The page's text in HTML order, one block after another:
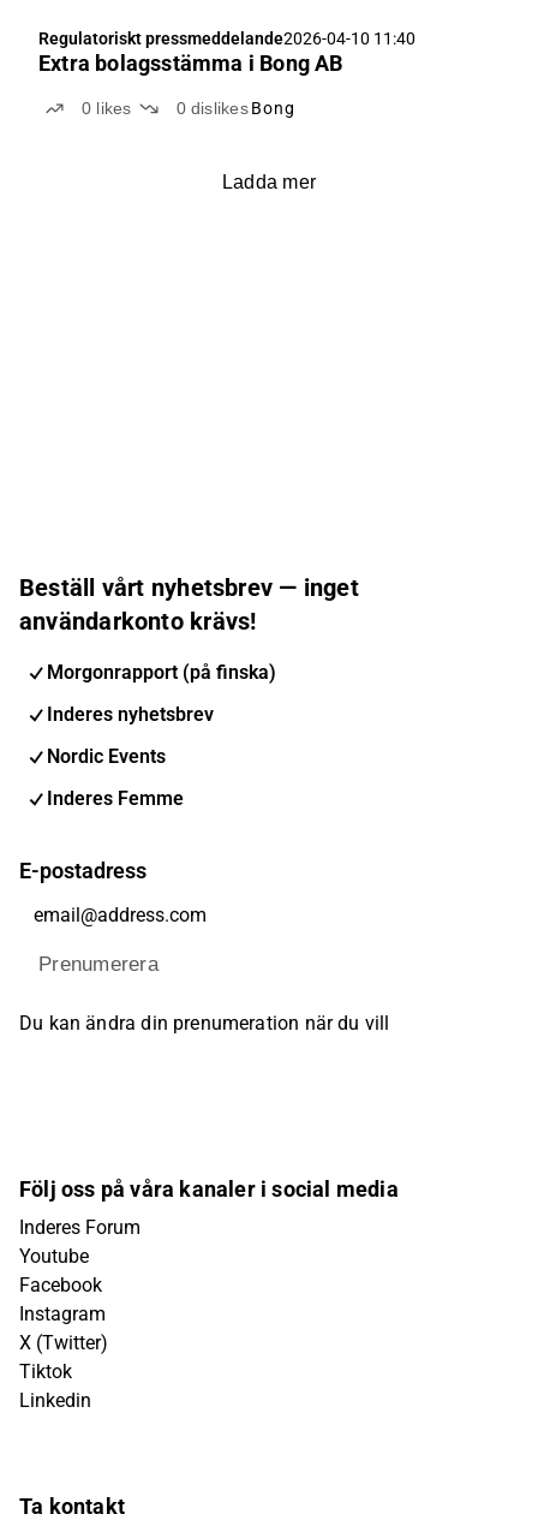
Regulatoriskt pressmeddelande2026-04-10 11:40
Extra bolagsstämma i Bong AB
0 likes 0 dislikes Bong
Ladda mer
Beställ vårt nyhetsbrev — inget
användarkonto krävs!
Morgonrapport (på finska)
Inderes nyhetsbrev
Nordic Events
Inderes Femme
E-postadress
Prenumerera
Du kan ändra din prenumeration när du vill
Följ oss på våra kanaler i social media
Inderes Forum
Youtube
Facebook
Instagram
X (Twitter)
Tiktok
Linkedin
Ta kontakt